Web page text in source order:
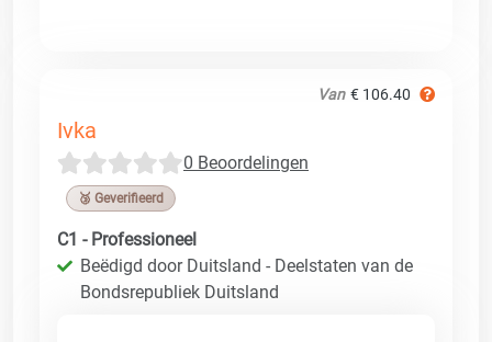
Van € 106.40
Ivka
0 Beoordelingen
🥉 Geverifieerd
C1 - Professioneel
Beëdigd door Duitsland - Deelstaten van de
Bondsrepubliek Duitsland